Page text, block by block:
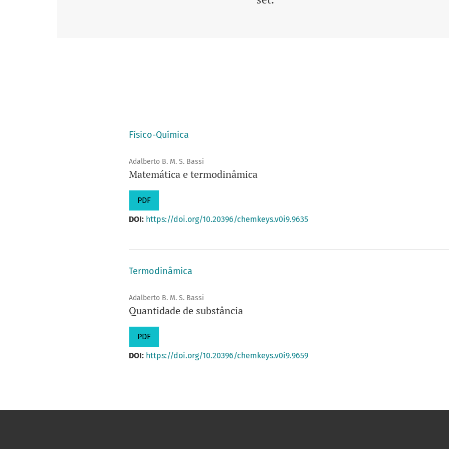
Físico-Química
Adalberto B. M. S. Bassi
Matemática e termodinâmica
PDF
DOI: https://doi.org/10.20396/chemkeys.v0i9.9635
Termodinâmica
Adalberto B. M. S. Bassi
Quantidade de substância
PDF
DOI: https://doi.org/10.20396/chemkeys.v0i9.9659